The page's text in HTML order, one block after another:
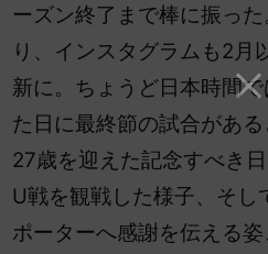
ーズン終了まで棒に振っ
り、インスタグラムも2月
新に。ちょうど日本時間
た日に最終節の試合がある
27歳を迎えた記念すべき
U戦を観戦した様子、そし
ポーターへ感謝を伝える